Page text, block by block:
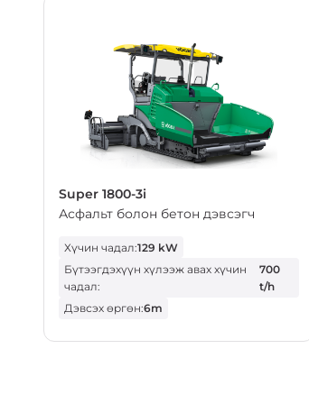
Super 1800-3i
Асфальт болон бетон дэвсэгч
Хүчин чадал:129 kW
Бүтээгдэхүүн хүлээж авах хүчин
чадал:
700
t/h
Дэвсэх өргөн:6m